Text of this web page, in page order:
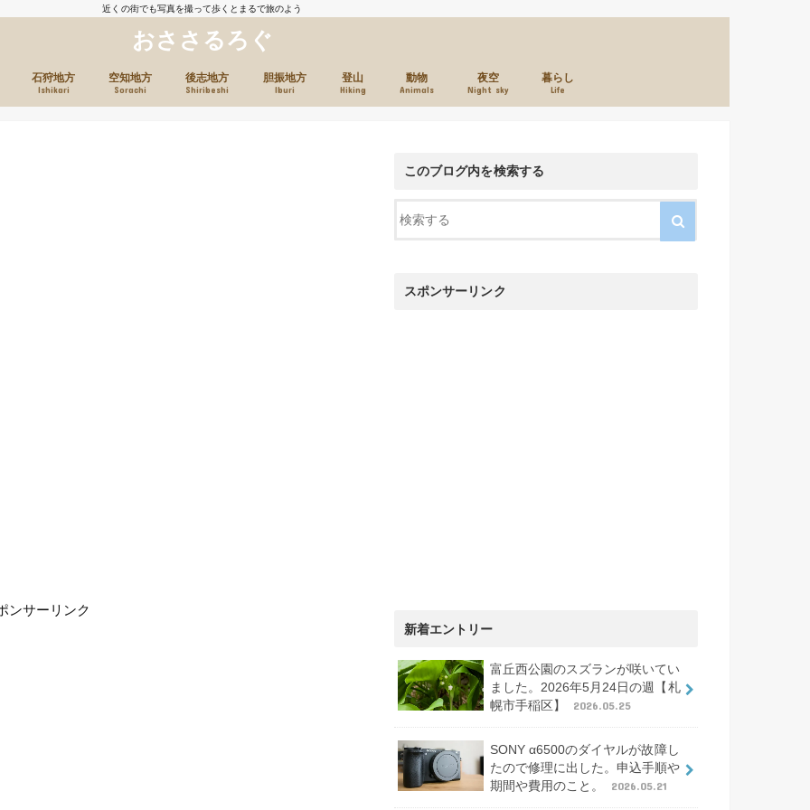
近くの街でも写真を撮って歩くとまるで旅のよう
おささるろぐ
石狩地方
Ishikari
空知地方
Sorachi
後志地方
Shiribeshi
胆振地方
Iburi
登山
Hiking
動物
Animals
夜空
Night sky
暮らし
Life
ンサーリンク
このブログ内を検索する
スポンサーリンク
新着エントリー
富丘西公園のスズランが咲いてい
ました。2026年5月24日の週【札
幌市手稲区】
2026.05.25
SONY α6500のダイヤルが故障し
たので修理に出した。申込手順や
期間や費用のこと。
2026.05.21